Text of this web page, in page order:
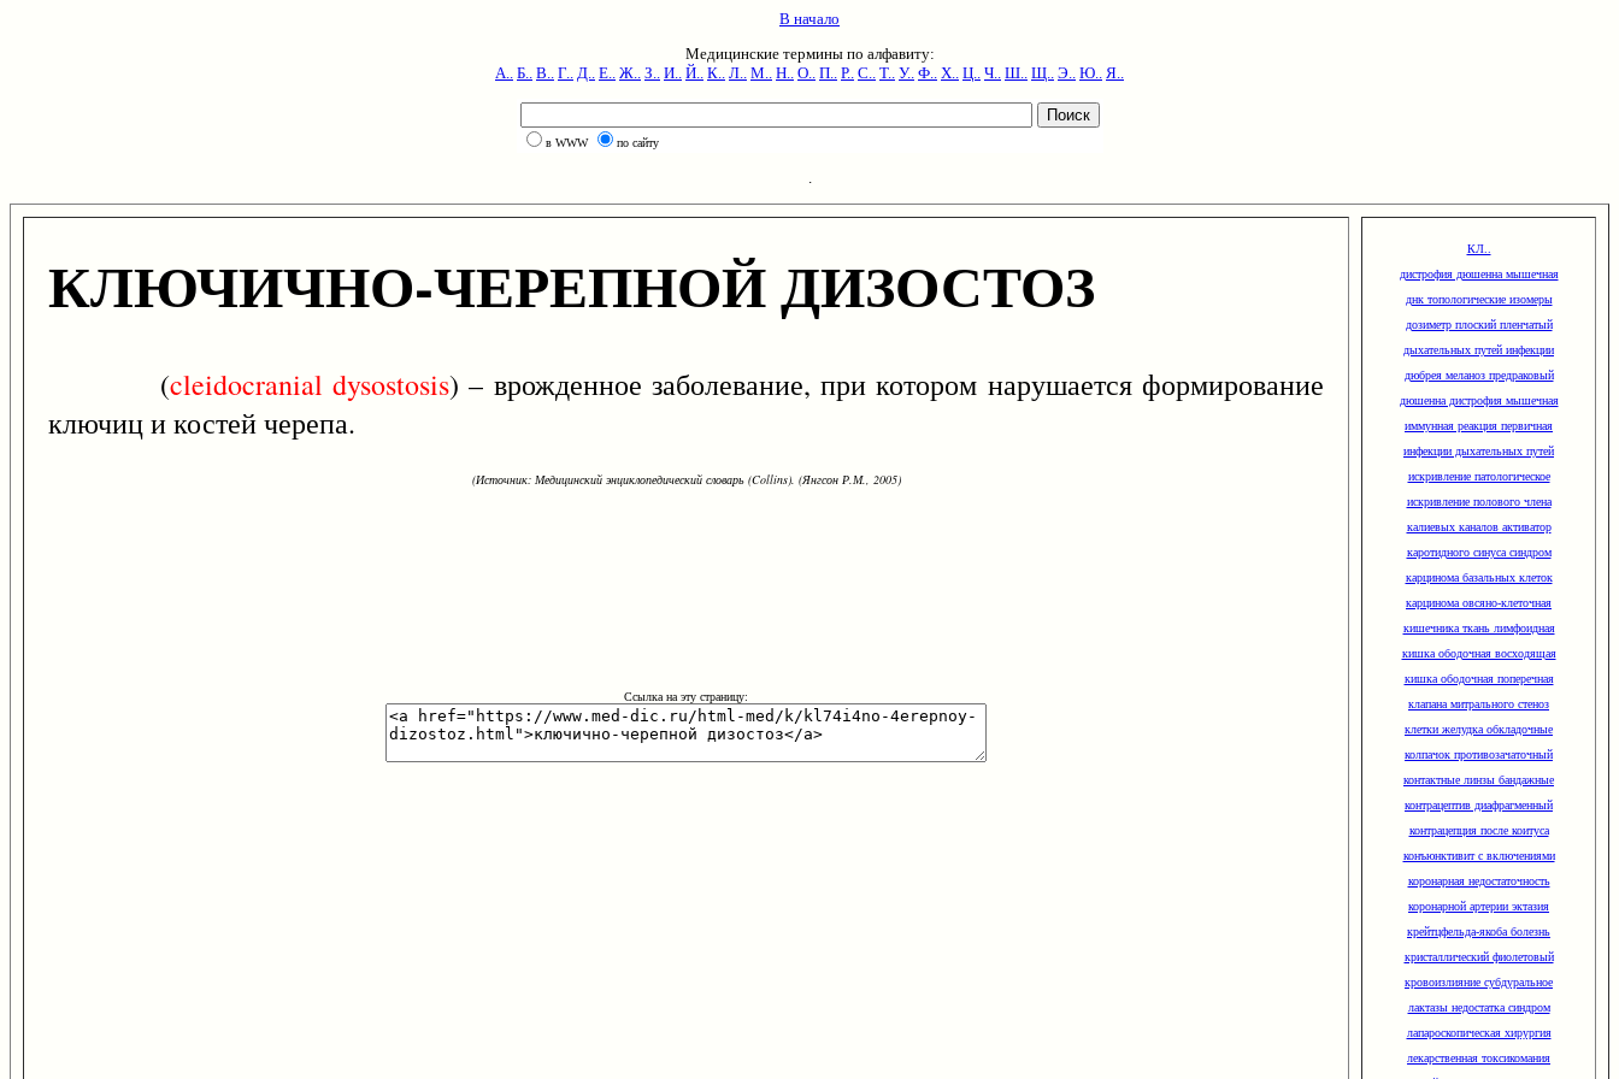
В начало
Медицинские термины по алфавиту:
А.. Б.. В.. Г.. Д.. Е.. Ж.. З.. И.. Й.. К.. Л.. М.. Н.. О.. П.. Р.. С.. Т.. У.. Ф.. Х.. Ц.. Ч.. Ш.. Щ.. Э.. Ю.. Я..
в WWW по сайту
.
КЛЮЧИЧНО-ЧЕРЕПНОЙ ДИЗОСТОЗ
(cleidocranial dysostosis) – врожденное заболевание, при котором нарушается формирование
ключиц и костей черепа.
(Источник: Медицинский энциклопедический словарь (Collins). (Янгсон Р.М., 2005)
Ссылка на эту страницу:
КЛ..
дистрофия дюшенна мышечная
днк топологические изомеры
дозиметр плоский пленчатый
дыхательных путей инфекции
дюбрея меланоз предраковый
дюшенна дистрофия мышечная
иммунная реакция первичная
инфекции дыхательных путей
искривление патологическое
искривление полового члена
калиевых каналов активатор
каротидного синуса синдром
карцинома базальных клеток
карцинома овсяно-клеточная
кишечника ткань лимфоидная
кишка ободочная восходящая
кишка ободочная поперечная
клапана митрального стеноз
клетки желудка обкладочные
колпачок противозачаточный
контактные линзы бандажные
контрацептив диафрагменный
контрацепция после коитуса
конъюнктивит с включениями
коронарная недостаточность
коронарной артерии эктазия
крейтцфельда-якоба болезнь
кристаллический фиолетовый
кровоизлияние субдуральное
лактазы недостатка синдром
лапароскопическая хирургия
лекарственная токсикомания